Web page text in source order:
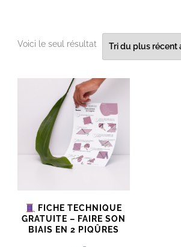
Voici le seul résultat
FICHE TECHNIQUE
GRATUITE – FAIRE SON
BIAIS EN 2 PIQÛRES